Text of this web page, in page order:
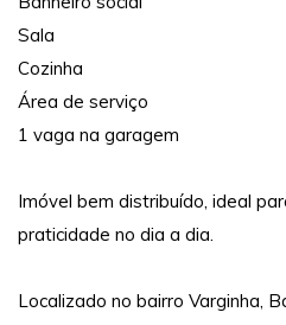
Sala
Cozinha
Área de serviço
1 vaga na garagem
Imóvel bem distribuído, ideal
praticidade no dia a dia.
Localizado no bairro Varginha,